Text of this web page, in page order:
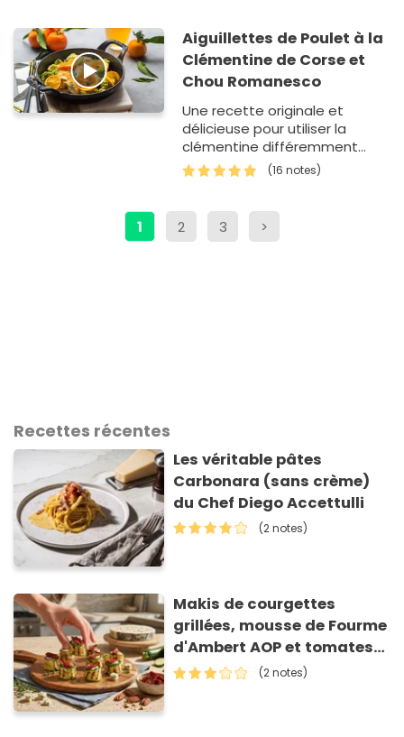
Aiguillettes de Poulet à la
Clémentine de Corse et
Chou Romanesco
Une recette originale et
délicieuse pour utiliser la
clémentine différemment
dans un plat salé.
(16 notes)
1 2 3 >
Recettes récentes
Les véritable pâtes
Carbonara (sans crème)
du Chef Diego Accettulli
(2 notes)
Makis de courgettes
grillées, mousse de Fourme
d'Ambert AOP et tomates
séchées
(2 notes)